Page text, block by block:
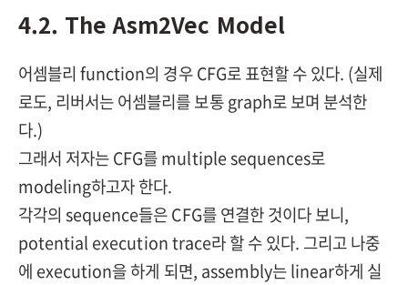
4.2. The Asm2Vec Model
어셈블리 function의 경우 CFG로 표현할 수 있다. (실제
로도, 리버서는 어셈블리를 보통 graph로 보며 분석한
다.)
그래서 저자는 CFG를 multiple sequences로
modeling하고자 한다.
각각의 sequence들은 CFG를 연결한 것이다 보니,
potential execution trace라 할 수 있다. 그리고 나중
에 execution을 하게 되면, assembly는 linear하게 실